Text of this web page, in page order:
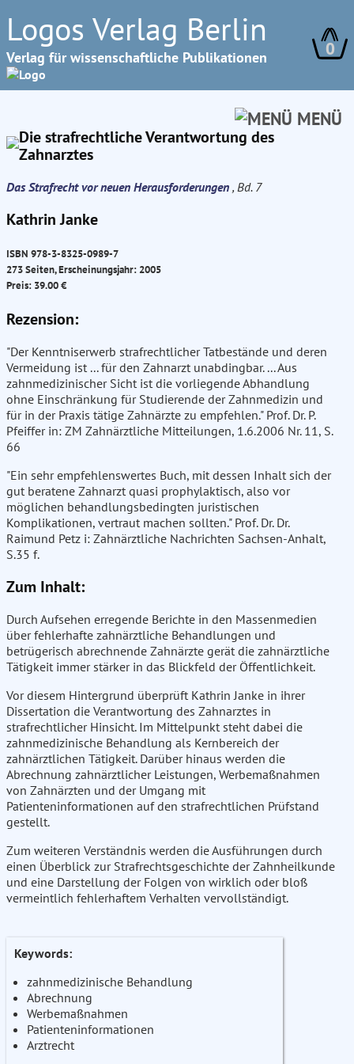
Logos Verlag Berlin
Verlag für wissenschaftliche Publikationen 0
MENÜ
Die strafrechtliche Verantwortung des
Zahnarztes
Das Strafrecht vor neuen Herausforderungen , Bd. 7
Kathrin Janke
ISBN 978-3-8325-0989-7
273 Seiten, Erscheinungsjahr: 2005
Preis: 39.00 €
Rezension:
"Der Kenntniserwerb strafrechtlicher Tatbestände und deren
Vermeidung ist ... für den Zahnarzt unabdingbar. ... Aus
zahnmedizinischer Sicht ist die vorliegende Abhandlung
ohne Einschränkung für Studierende der Zahnmedizin und
für in der Praxis tätige Zahnärzte zu empfehlen." Prof. Dr. P.
Pfeiffer in: ZM Zahnärztliche Mitteilungen, 1.6.2006 Nr. 11, S.
66
"Ein sehr empfehlenswertes Buch, mit dessen Inhalt sich der
gut beratene Zahnarzt quasi prophylaktisch, also vor
möglichen behandlungsbedingten juristischen
Komplikationen, vertraut machen sollten." Prof. Dr. Dr.
Raimund Petz i: Zahnärztliche Nachrichten Sachsen-Anhalt,
S.35 f.
Zum Inhalt:
Durch Aufsehen erregende Berichte in den Massenmedien
über fehlerhafte zahnärztliche Behandlungen und
betrügerisch abrechnende Zahnärzte gerät die zahnärztliche
Tätigkeit immer stärker in das Blickfeld der Öffentlichkeit.
Vor diesem Hintergrund überprüft Kathrin Janke in ihrer
Dissertation die Verantwortung des Zahnarztes in
strafrechtlicher Hinsicht. Im Mittelpunkt steht dabei die
zahnmedizinische Behandlung als Kernbereich der
zahnärztlichen Tätigkeit. Darüber hinaus werden die
Abrechnung zahnärztlicher Leistungen, Werbemaßnahmen
von Zahnärzten und der Umgang mit
Patienteninformationen auf den strafrechtlichen Prüfstand
gestellt.
Zum weiteren Verständnis werden die Ausführungen durch
einen Überblick zur Strafrechtsgeschichte der Zahnheilkunde
und eine Darstellung der Folgen von wirklich oder bloß
vermeintlich fehlerhaftem Verhalten vervollständigt.
Keywords:
zahnmedizinische Behandlung
Abrechnung
Werbemaßnahmen
Patienteninformationen
Arztrecht